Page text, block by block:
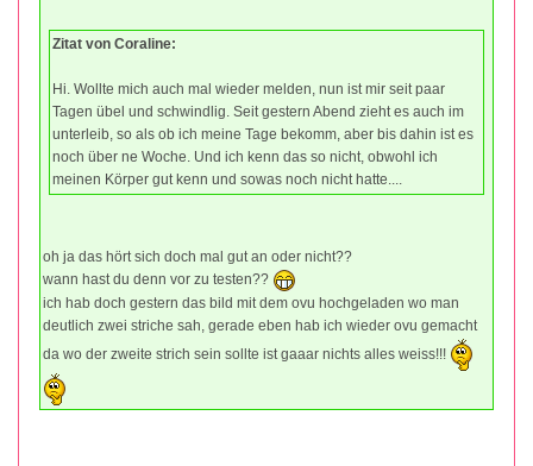
Zitat von Coraline:
Hi. Wollte mich auch mal wieder melden, nun ist mir seit paar
Tagen übel und schwindlig. Seit gestern Abend zieht es auch im
unterleib, so als ob ich meine Tage bekomm, aber bis dahin ist es
noch über ne Woche. Und ich kenn das so nicht, obwohl ich
meinen Körper gut kenn und sowas noch nicht hatte....
oh ja das hört sich doch mal gut an oder nicht??
wann hast du denn vor zu testen??
ich hab doch gestern das bild mit dem ovu hochgeladen wo man
deutlich zwei striche sah, gerade eben hab ich wieder ovu gemacht
da wo der zweite strich sein sollte ist gaaar nichts alles weiss!!!